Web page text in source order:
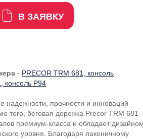
В ЗАЯВКУ
- PRECOR TRM 681, консоль
консоль P94
надежности, прочности и инноваций
того, беговая дорожка Precor TRM 681
премиум-класса и обладает
уровня. Благодаря лаконичному